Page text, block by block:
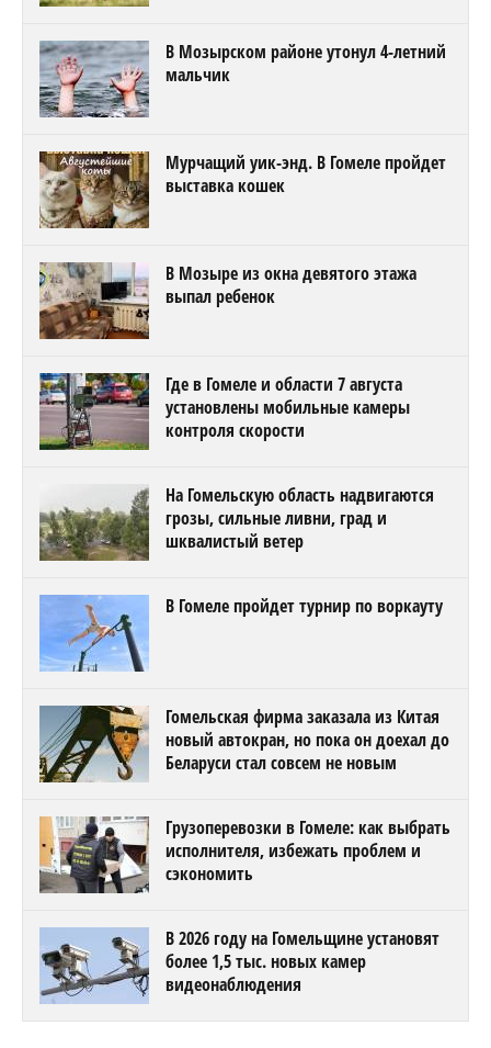
В Мозырском районе утонул 4-летний
мальчик
Мурчащий уик-энд. В Гомеле пройдет
выставка кошек
В Мозыре из окна девятого этажа
выпал ребенок
Где в Гомеле и области 7 августа
установлены мобильные камеры
контроля скорости
На Гомельскую область надвигаются
грозы, сильные ливни, град и
шквалистый ветер
В Гомеле пройдет турнир по воркауту
Гомельская фирма заказала из Китая
новый автокран, но пока он доехал до
Беларуси стал совсем не новым
Грузоперевозки в Гомеле: как выбрать
исполнителя, избежать проблем и
сэкономить
В 2026 году на Гомельщине установят
более 1,5 тыс. новых камер
видеонаблюдения